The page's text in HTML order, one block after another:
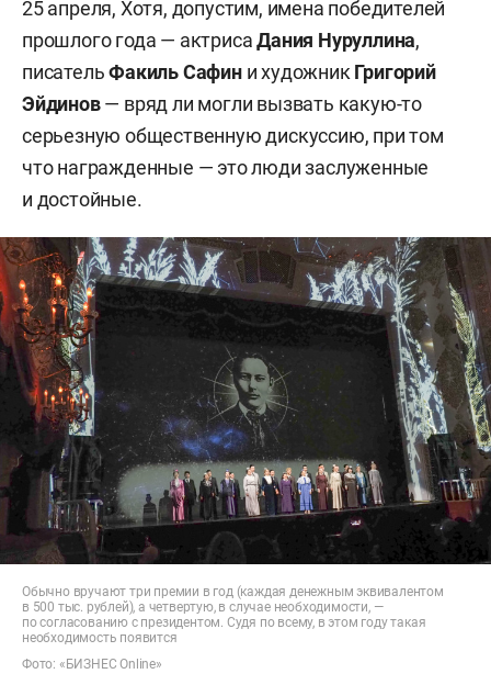
25 апреля, Хотя, допустим, имена победителей
прошлого года — актрисаДания Нуруллина,
писательФакиль Сафини художник Григорий
Эйдинов— вряд ли могли вызвать какую-то
серьезную общественную дискуссию, при том
что награжденные — это люди заслуженные
и достойные.
Обычно вручают три премии в год (каждая денежным эквивалентом
в 500 тыс. рублей), а четвертую, в случае необходимости, —
по согласованию с президентом. Судя по всему, в этом году такая
необходимость появится
Фото: «БИЗНЕС Online»